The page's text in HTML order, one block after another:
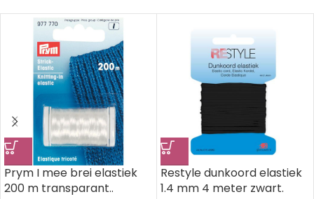
Prym I mee brei elastiek
200 m transparant..
Restyle dunkoord elastiek
1.4 mm 4 meter zwart.